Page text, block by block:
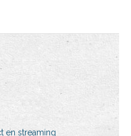
en streaming